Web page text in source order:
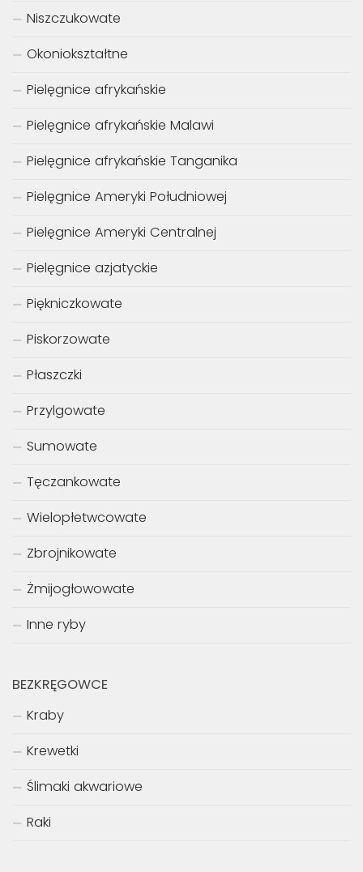
Niszczukowate
Okoniokształtne
Pielęgnice afrykańskie
Pielęgnice afrykańskie Malawi
Pielęgnice afrykańskie Tanganika
Pielęgnice Ameryki Południowej
Pielęgnice Ameryki Centralnej
Pielęgnice azjatyckie
Piękniczkowate
Piskorzowate
Płaszczki
Przylgowate
Sumowate
Tęczankowate
Wielopłetwcowate
Zbrojnikowate
Żmijogłowowate
Inne ryby
BEZKRĘGOWCE
Kraby
Krewetki
Ślimaki akwariowe
Raki